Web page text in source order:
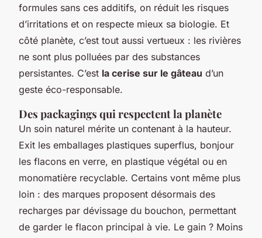
formules sans ces additifs, on réduit les risques
d’irritations et on respecte mieux sa biologie. Et
côté planète, c’est tout aussi vertueux : les rivières
ne sont plus polluées par des substances
persistantes. C’est la cerise sur le gâteau d’un
geste éco-responsable.
Des packagings qui respectent la planète
Un soin naturel mérite un contenant à la hauteur.
Exit les emballages plastiques superflus, bonjour
les flacons en verre, en plastique végétal ou en
monomatière recyclable. Certains vont même plus
loin : des marques proposent désormais des
recharges par dévissage du bouchon, permettant
de garder le flacon principal à vie. Le gain ? Moins